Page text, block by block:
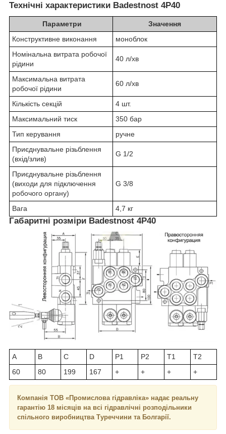
Технічні характеристики Badestnost 4Р40
Параметри
Значення
Конструктивне виконання
моноблок
Номінальна витрата робочої
рідини
40 л/хв
Максимальна витрата
робочої рідини
60 л/хв
Кількість секцій
4 шт.
Максимальний тиск
350 бар
Тип керування
ручне
Приєднувальне різьблення
(вхід/злив)
G 1/2
Приєднувальне різьблення
(виходи для підключення
робочого органу)
G 3/8
Вага 4,7 кг
Габаритні розміри Badestnost 4Р40
A B C D P1 P2 T1
T2
60
80 199 167 + + + +
Компанія ТОВ «Промислова гідравліка» надає реальну
гарантію 18 місяців на всі гідравлічні розподільники
спільного виробництва Туреччини та Болгарії.